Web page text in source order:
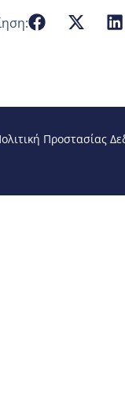
Προστασίας